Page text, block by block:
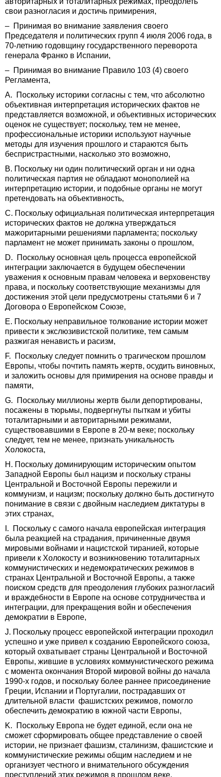
свои разногласия и достичь примирения,
– Принимая во внимание заявления своего
Председателя и политических групп 4 июля 2006 года, в
70-летнию годовщину государственного переворота
генерала Франко в Испании,
– Принимая во внимание Правило 103 (4) своего
Регламента,
A. Поскольку историки согласны с тем, что абсолютно
объективная интерпретация исторических фактов не
представляется возможной, и объективных исторических
оценок не существует; поскольку, тем не менее,
профессиональные историки используют научные
методы для изучения прошлого и стараются быть
беспристрастными, насколько это возможно,
B. Поскольку ни один политический орган и ни одна
политическая партия не обладают монополией на
интерпретацию истории, и подобные органы не могут
претендовать на объективность,
C. Поскольку официальная политическая интерпретация
исторических фактов не должна утверждаться
мажоритарными решениями парламента; поскольку
парламент не может принимать законы о прошлом,
D. Поскольку основная цель процесса европейской
интеграции заключается в будущем обеспечении
уважения к основным правам человека и верховенству
права, и поскольку соответствующие механизмы для
достижения этой цели предусмотрены статьями 6 и 7
Договора о Европейском Союзе,
E. Поскольку неправильное толкование истории может
привести к экслюзивистской политике, тем самым
разжигая ненависть и расизм,
F. Поскольку следует помнить о трагическом прошлом
Европы, чтобы почтить память жертв, осудить виновных,
и заложить основы для примирения на основе правды и
памяти,
G. Поскольку миллионы жертв были депортированы,
посажены в тюрьмы, подвергнуты пыткам и убиты
тоталитарными и авторитарными режимами,
существовавшими в Европе в 20-м веке; поскольку
следует, тем не менее, признать уникальность
Холокоста,
H. Поскольку доминирующим историческим опытом
Западной Европы был нацизм и поскольку страны
Центральной и Восточной Европы пережили и
коммунизм, и нацизм; поскольку должно быть достигнуто
понимание в связи с двойным наследием диктатуры в
этих странах,
I. Поскольку с самого начала европейская интеграция
была реакцией на страдания, причиненные двумя
мировыми войнами и нацистской тиранией, которые
привели к Холокосту и возникновению тоталитарных
коммунистических и недемократических режимов в
странах Центральной и Восточной Европы, а также
поиском средств для преодоления глубоких разногласий
и враждебности в Европе на основе сотрудничества и
интеграции, для прекращения войн и обеспечения
демократии в Европе,
J. Поскольку процесс европейской интеграции проходил
успешно и уже привел к созданию Европейского союза,
который охватывает страны Центральной и Восточной
Европы, жившие в условиях коммунистического режима
с момента окончания Второй мировой войны до начала
1990-х годов, и поскольку более раннее присоединение
Греции, Испании и Португалии, пострадавших от
длительной власти фашистских режимов, помогло
обеспечить демократию в южной части Европы,
K. Поскольку Европа не будет единой, если она не
сможет сформировать общее представление о своей
истории, не признает фашизм, сталинизм, фашистские и
коммунистические режимы общим наследием и не
организует честного и внимательного обсуждения
преступлений этих режимов в прошлом веке,